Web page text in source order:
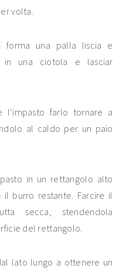
volta.
forma una palla liscia e
in una ciotola e lasciar
l’impasto farlo tornare a
al caldo per un paio
in un rettangolo alto
burro restante. Farcire il
secca, stendendola
del rettangolo.
lato lungo a ottenere un